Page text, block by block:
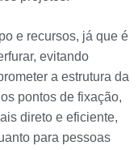
e recursos, já que é
evitando
a estrutura da
pontos de fixação,
direto e eficiente,
para pessoas